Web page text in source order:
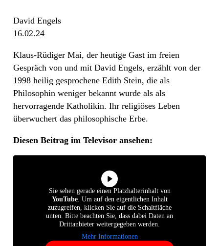
David Engels
16.02.24
Klaus-Rüdiger Mai, der heutige Gast im freien
Gespräch von und mit David Engels, erzählt von der
1998 heilig gesprochene Edith Stein, die als
Philosophin weniger bekannt wurde als als
hervorragende Katholikin. Ihr religiöses Leben
überwuchert das philosophische Erbe.
Diesen Beitrag im Televisor ansehen:
Sie sehen gerade einen Platzhalterinhalt von
YouTube. Um auf den eigentlichen Inhalt
zuzugreifen, klicken Sie auf die Schaltfläche
unten. Bitte beachten Sie, dass dabei Daten an
Drittanbieter weitergegeben werden.
Mehr Informationen